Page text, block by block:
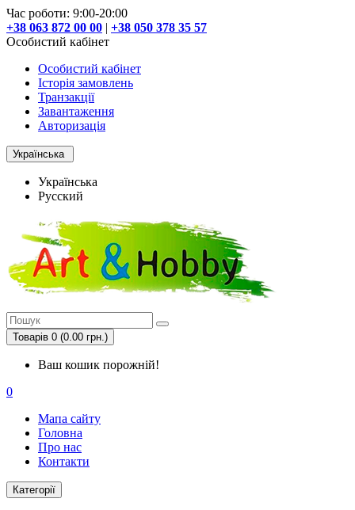
Час роботи: 9:00-20:00
+38 063 872 00 00 | +38 050 378 35 57
Особистий кабінет
Особистий кабінет
Історія замовлень
Транзакції
Завантаження
Авторизація
Українська
Українська
Русский
Товарів 0 (0.00 грн.)
Ваш кошик порожній!
0
Мапа сайту
Головна
Про нас
Контакти
Категорії